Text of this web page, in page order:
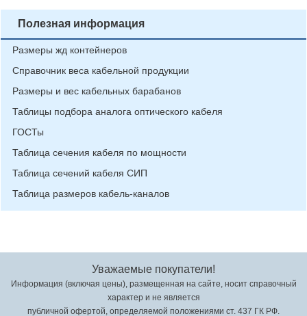
Полезная информация
Размеры жд контейнеров
Справочник веса кабельной продукции
Размеры и вес кабельных барабанов
Таблицы подбора аналога оптического кабеля
ГОСТы
Таблица сечения кабеля по мощности
Таблица сечений кабеля СИП
Таблица размеров кабель-каналов
Уважаемые покупатели!
Информация (включая цены), размещенная на сайте, носит справочный
характер и не является
публичной офертой, определяемой положениями ст. 437 ГК РФ.